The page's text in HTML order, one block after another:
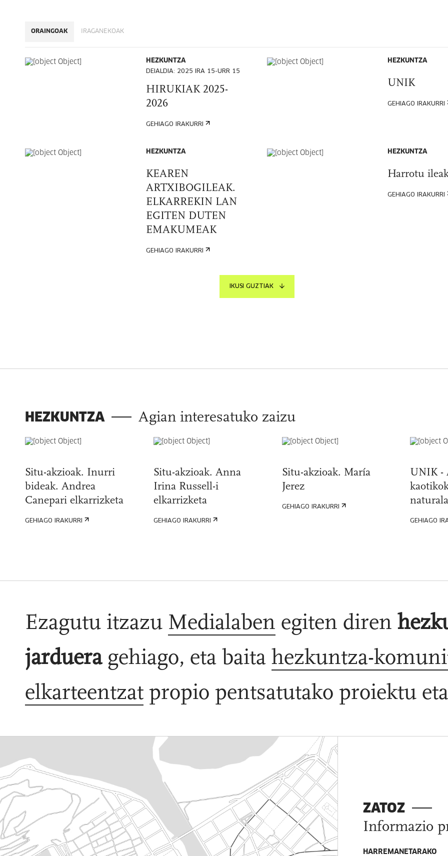
ORAINGOAK IRAGANEKOAK
HEZKUNTZA
DEIALDIA: 2025 IRA 15-URR 15
HIRUKIAK 2025-
2026
GEHIAGO IRAKURRI
HEZKUNTZA
UNIK
GEHIAGO IRAKURRI
HEZKUNTZA
KEAREN
ARTXIBOGILEAK.
ELKARREKIN LAN
EGITEN DUTEN
EMAKUMEAK
GEHIAGO IRAKURRI
HEZKUNTZA
Harrotu
GEHIAGO IRAKURRI
IKUSI GUZTIAK
HEZKUNTZA Agian interesatuko zaizu
Situ-akzioak. Inurri
bideak. Andrea
Canepari elkarrizketa
GEHIAGO IRAKURRI
Situ-akzioak. Anna
Irina Russell-i
elkarrizketa
GEHIAGO IRAKURRI
Situ-akzioak. María
Jerez
GEHIAGO IRAKURRI
UNIK -
naturala
GEHIAGO
Ezagutu itzazu Medialaben egiten diren
jarduera gehiago, eta baita hezkuntza-
elkarteentzat propio pentsatutako proiektu
ZATOZ
Informazio
HARREMANETARAKO